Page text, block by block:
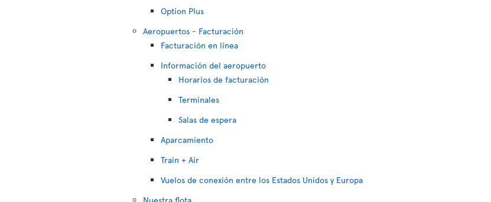
Option Plus
Aeropuertos - Facturación
Facturación en línea
Información del aeropuerto
Horarios de facturación
Terminales
Salas de espera
Aparcamiento
Train + Air
Vuelos de conexión entre los Estados Unidos y Europa